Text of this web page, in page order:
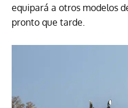
equipará a otros modelos
pronto que tarde.